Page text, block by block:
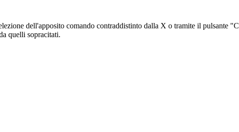
dell'apposito comando contraddistinto dalla X o tramite il pulsante
quelli sopracitati.